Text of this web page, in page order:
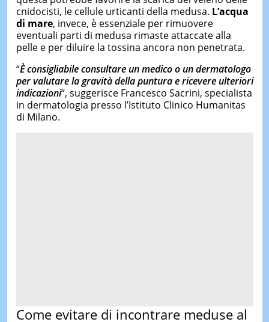
cnidocisti, le cellule urticanti della medusa. L’acqua
di mare, invece, è essenziale per rimuovere
eventuali parti di medusa rimaste attaccate alla
pelle e per diluire la tossina ancora non penetrata.
“È consigliabile consultare un medico o un dermatologo
per valutare la gravità della puntura e ricevere ulteriori
indicazioni“, suggerisce Francesco Sacrini, specialista
in dermatologia presso l’Istituto Clinico Humanitas
di Milano.
Come evitare di incontrare meduse al